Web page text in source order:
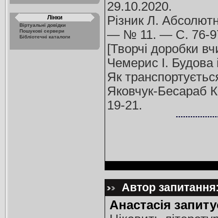
Лінки
Віртуальні довідки
Пошукові сервери
Бібліотечні каталоги
29.10.2020.
Різник Л.
— № 11. — С. 76-
[Творчі доробки
Чемерис І. Будова
Як
Яковчук-Бесараб
19-21.
Автор
Анастасія